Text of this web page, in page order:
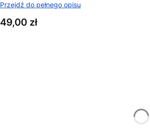
Przejdź do pełnego opisu
Cena
49,00 zł